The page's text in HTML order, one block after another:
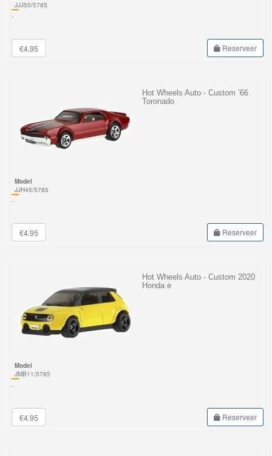
JJJ55/5785
-
€4.95 Reserveer
Hot Wheels Auto - Custom ’66
Toronado
Model
JJH45/5785
-
€4.95 Reserveer
Hot Wheels Auto - Custom 2020
Honda e
Model
JMB11/5785
-
€4.95 Reserveer